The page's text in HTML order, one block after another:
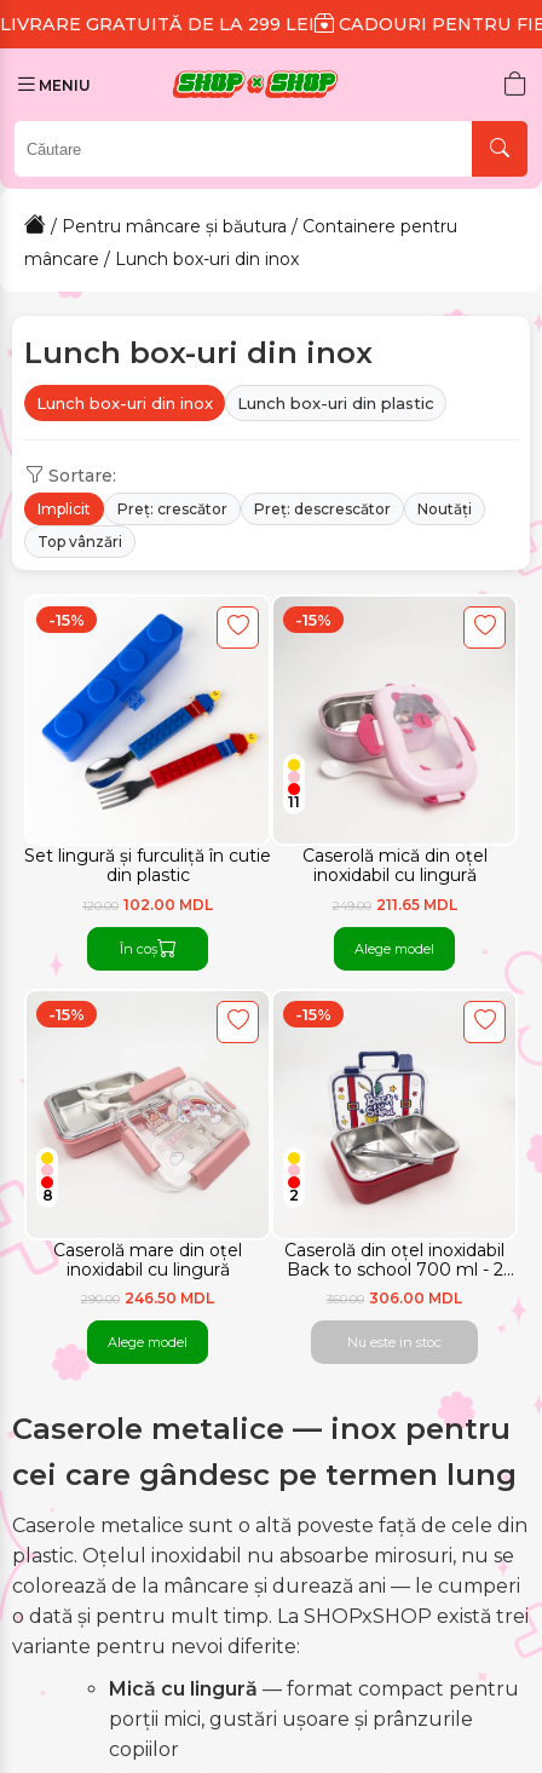
DE LA 299 LEI CADOURI PENTRU FIECARE
MENIU
/ Pentru mâncare și băutura / Containere pentru
mâncare / Lunch box-uri din inox
Lunch box-uri din inox
Lunch box-uri din inox Lunch box-uri din plastic
Sortare:
Implicit Preț: crescător Preț: descrescător
Noutăți
Top vânzări
Set lingură și furculiță în cutie
din plastic
-15%
120.00 102.00 MDL
În coș
Caserolă mică din oțel
inoxidabil cu lingură
-15%
11
249.00 211.65 MDL
Alege model
Caserolă mare din oțel
inoxidabil cu lingură
-15%
8
290.00 246.50 MDL
Alege model
Caserolă din oțel inoxidabil
Back to school 700 ml - 2
compartimente+lingură
-15%
2
360.00 306.00 MDL
Nu este in stoc
Caserole metalice — inox pentru
cei care gândesc pe termen lung
Caserole metalice sunt o altă poveste față de cele din
plastic. Oțelul inoxidabil nu absoarbe mirosuri, nu se
colorează de la mâncare și durează ani — le cumperi
o dată și pentru mult timp. La SHOPxSHOP există trei
variante pentru nevoi diferite:
Mică cu lingură — format compact pentru
porții mici, gustări ușoare și prânzurile
copiilor